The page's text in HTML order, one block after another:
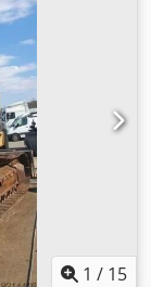
1 / 15